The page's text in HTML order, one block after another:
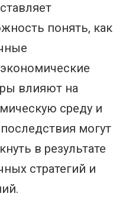
понять, как
влияют на
среду и
могут
в результате
стратегий и